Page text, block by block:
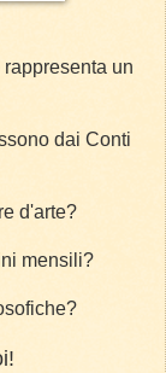
un
dai Conti
d'arte?
mensili?